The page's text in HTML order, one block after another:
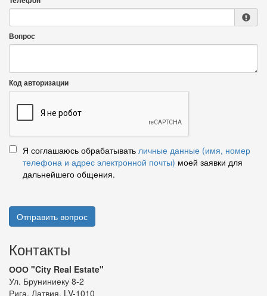
Вопрос
Код авторизации
Я соглашаюсь обрабатывать личные данные (имя, номер
телефона и адрес электронной почты) моей заявки для
дальнейшего общения.
Отправить вопрос
Контакты
ООО "City Real Estate"
Ул. Бруниниеку 8-2
Рига, Латвия, LV-1010